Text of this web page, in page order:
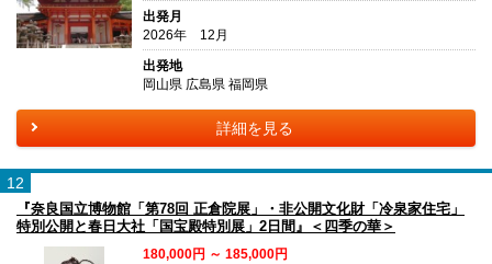
出発月
2026年 12月
出発地
岡山県 広島県 福岡県
詳細を見る
12
『奈良国立博物館「第78回 正倉院展」・非公開文化財「冷泉家住宅」
特別公開と春日大社「国宝殿特別展」2日間』＜四季の華＞
180,000円 ～ 185,000円